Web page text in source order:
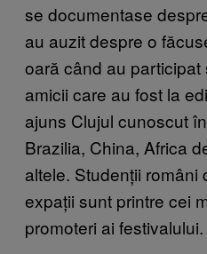
se documentase
au auzit despre o
oară când au
amicii care au fost la
ajuns Clujul cunoscut
Brazilia, China, Africa
altele. Studenții români
expații sunt printre cei
promoteri ai festivalului.